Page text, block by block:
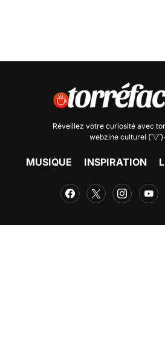
Réveillez votre curiosité avec
webzine culturel (˘▽˘)
MUSIQUE INSPIRATION